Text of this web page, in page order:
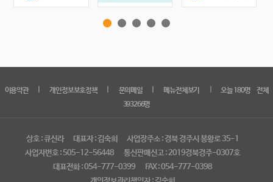
이용약관 개인정보보호정책 문의메일 메뉴전체보기
오늘 180명 전체
393266명
상호 : 큐신라 대표자 : 김숙희
사업장주소 : 경북 경주시 봉황로 35-1
사업자번호 : 505-12-56448
통신판매신고 : 2019경북경주-0307호
대표전화 : 054-777-0399
FAX : 054-777-0398